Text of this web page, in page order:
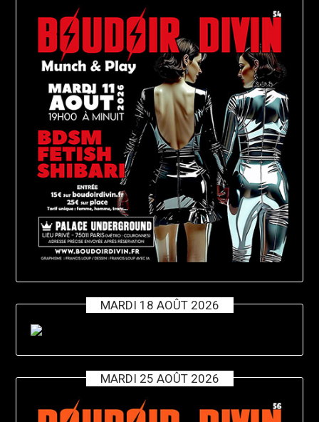
MARDI 18 AOÛT 2026
MARDI 25 AOÛT 2026